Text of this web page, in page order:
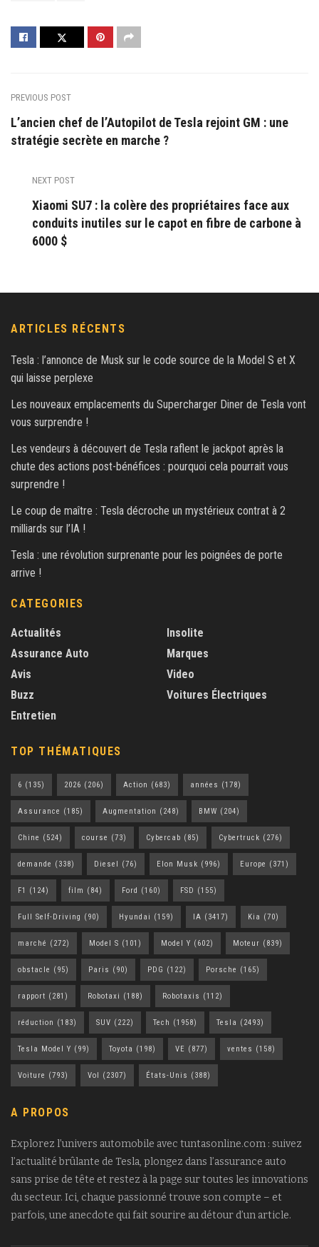
PREVIOUS POST
L’ancien chef de l’Autopilot de Tesla rejoint GM : une
stratégie secrète en marche ?
NEXT POST
Xiaomi SU7 : la colère des propriétaires face aux
conduits inutiles sur le capot en fibre de carbone à
6000 $
ARTICLES RÉCENTS
Tesla : l’annonce de Musk sur le code source de la Model S et X
qui laisse perplexe
Les nouveaux emplacements du Supercharger Diner de Tesla vont
vous surprendre !
Les vendeurs à découvert de Tesla raflent le jackpot après la
chute des actions post-bénéfices : pourquoi cela pourrait vous
surprendre !
Le coup de maître : Tesla décroche un mystérieux contrat à 2
milliards sur l’IA !
Tesla : une révolution surprenante pour les poignées de porte
arrive !
CATEGORIES
Actualités
Assurance Auto
Avis
Buzz
Entretien
Insolite
Marques
Video
Voitures Électriques
TOP THÉMATIQUES
6 (135) 2026 (206) Action (683) années (178)
Assurance (185) Augmentation (248) BMW (204)
Chine (524) course (73) Cybercab (85) Cybertruck (276)
demande (338) Diesel (76) Elon Musk (996) Europe (371)
F1 (124) film (84) Ford (160) FSD (155)
Full Self-Driving (90) Hyundai (159) IA (3417) Kia (70)
marché (272) Model S (101) Model Y (602) Moteur (839)
obstacle (95) Paris (90) PDG (122) Porsche (165)
rapport (281) Robotaxi (188) Robotaxis (112)
réduction (183) SUV (222) Tech (1958) Tesla (2493)
Tesla Model Y (99) Toyota (198) VE (877) ventes (158)
Voiture (793) Vol (2307) États-Unis (388)
A PROPOS
Explorez l’univers automobile avec tuntasonline.com : suivez
l’actualité brûlante de Tesla, plongez dans l’assurance auto
sans prise de tête et restez à la page sur toutes les innovations
du secteur. Ici, chaque passionné trouve son compte – et
parfois, une anecdote qui fait sourire au détour d’un article.